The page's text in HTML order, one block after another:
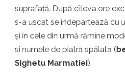
suprafață. După cîteva ore
s-a uscat se îndepartează cu
și în cele din urmă rămîne
si numele de piatră spălată (
Sighetu Marmatiei).